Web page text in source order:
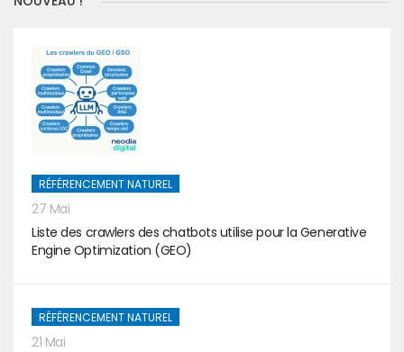
RÉFÉRENCEMENT NATUREL
27 Mai
Liste des crawlers des chatbots utilise pour la Generative
Engine Optimization (GEO)
RÉFÉRENCEMENT NATUREL
21 Mai